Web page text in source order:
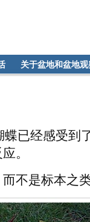
关于盆地和盆地观
已经感受到
。
不是标本之